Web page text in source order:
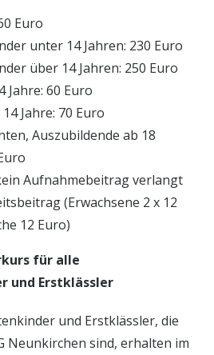
Euro
unter 14 Jahren: 230 Euro
über 14 Jahren: 250 Euro
Jahre: 60 Euro
Jahre: 70 Euro
Auszubildende ab 18
Aufnahmebeitrag verlangt
(Erwachsene 2 x 12
12 Euro)
für alle
und Erstklässler
und Erstklässler, die
Neunkirchen sind, erhalten im